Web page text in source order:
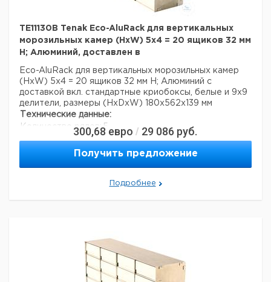
TE11130B Tenak Eco-AluRack для вертикальных
морозильных камер (HxW) 5x4 = 20 ящиков 32 мм
H; Алюминий, доставлен в
Eco-AluRack для вертикальных морозильных камер
(HxW) 5x4 = 20 ящиков 32 мм H; Алюминий с
доставкой вкл. стандартные криобоксы, белые и 9x9
делители, размеры (HxDxW) 180x562x139 мм
Технические данные:
Количество рядов:5
алюминий
300,68 евро / 29 086 руб.
Получить предложение
Подробнее